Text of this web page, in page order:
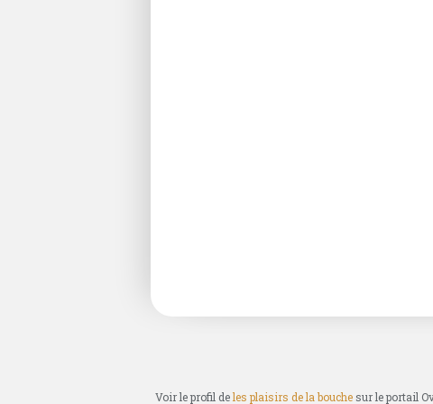
Voir le profil deles plaisirs de la bouchesur le portail